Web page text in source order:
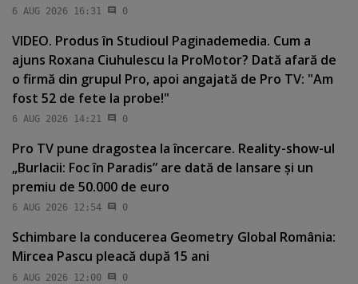
6 AUG 2026 16:31 0
VIDEO. Produs în Studioul Paginademedia. Cum a
ajuns Roxana Ciuhulescu la ProMotor? Dată afară de
o firmă din grupul Pro, apoi angajată de Pro TV: "Am
fost 52 de fete la probe!"
6 AUG 2026 14:21 0
Pro TV pune dragostea la încercare. Reality-show-ul
„Burlacii: Foc în Paradis” are dată de lansare şi un
premiu de 50.000 de euro
6 AUG 2026 12:54 0
Schimbare la conducerea Geometry Global România:
Mircea Pascu pleacă după 15 ani
6 AUG 2026 12:00 0